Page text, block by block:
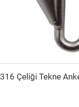
316 Çeliği Tekne